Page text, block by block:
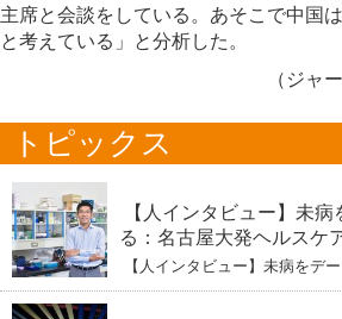
主席と会談をしている。あそこで中国
と考えている」と分析した。
（ジャ
トピックス
【人インタビュー】未病
る：名古屋大発ヘルスケ
締役社長・瀧本陽介 【
ぶし」を着実に：理系ニ
【人インタビュー】未病をデ
発ヘルスケアシステムズの代